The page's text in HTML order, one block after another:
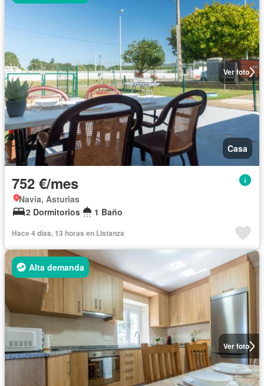
Ver foto
Casa
752 €/mes
Navia, Asturias
2 Dormitorios
1 Baño
Hace 4 días, 13 horas en Listanza
Ver foto
Alta demanda